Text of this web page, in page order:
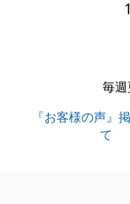
1
毎週
『お客様の声』
て